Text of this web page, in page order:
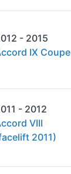
- 2015
IX Coupe
- 2012
VIII
2011)